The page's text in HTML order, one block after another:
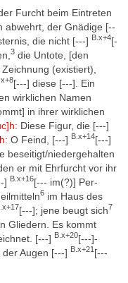
vorliegende Handschrift
Material des Istituto
das aus den Grabungen
von pCarlsberg
die auch noch in den
gefunden
v.Chr.) » 1.
n.Chr.) » 1.
Textes, Töpfer 2019,
Furcht beim Eintreten
abwehrt, der Gnädige [--
die nicht [---] B.x+4[-
3 die Untote, [den
(existiert),
[---] diese [---]. Ein
wirklichen Namen
in ihrer wirklichen
Diese Figur, die [---]
O Feind, [---] B.x+14[---]
beseitigt/niedergehalten
er mit Ehrfurcht vor ihr
] B.x+16[--- im(?)] Per-
6 im Haus des
[---]; jene beugt sich7
Gliedern. Es kommt
[---] B.x+20[---]-
Augen [---] B.x+21 [---